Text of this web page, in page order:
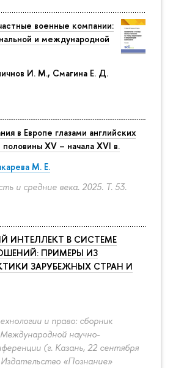
военные компании:
и международной
И. М., Смагина Е. Д.
в Европе глазами английских
XV – начала XVI в.
М. Е.
и средние века. 2025. Т. 53.
ИНТЕЛЛЕКТ В СИСТЕМЕ
ПРИМЕРЫ ИЗ
ЗАРУБЕЖНЫХ СТРАН И
и право: сборник
научно-
(г. Казань, 22 сентября
Издательство «Познание»